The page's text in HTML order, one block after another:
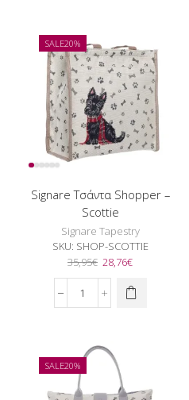
SALE20%
Signare Τσάντα Shopper –
Scottie
Signare Tapestry
SKU: SHOP-SCOTTIE
35,95€ Original
price
was:
35,95€.
28,76€Η
τιμή
Signare
Scottie
ποσότητα
SALE20%